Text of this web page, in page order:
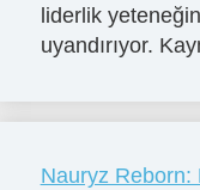
liderlik
uyandırıyor.
Nauryz Reborn: